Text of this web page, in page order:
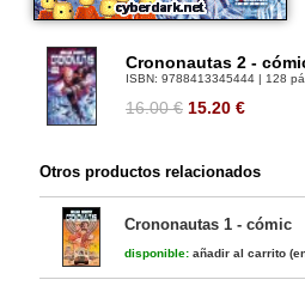
Crononautas 2 -
ISBN: 9788413345444 | 128
16.00 € 15.20 €
Otros productos relacionados
Crononautas 1 - cómic
disponible: añadir al carrito